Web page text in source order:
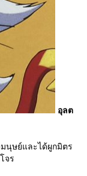
อุลต
นุษย์และได้ผูกมิตร
จร